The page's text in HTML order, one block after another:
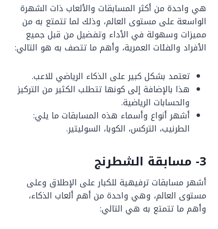
هي واحدة من أكثر المسابقات والألعاب ذات الشهرة
الواسعة على مستوى العالم، وذلك لما تتمتع به من
مميزات وسهولة في الأداء وتفضيل من قبل جميع
الأفراد والفئات العمرية، وأهم ما تتصف به هو التالي:
تعتمد بشكل كبير على الذكاء الرياضي للاعب.
هذا بالإضافة إلى كونها تتطلب الكثير من التركيز
والحسابات الرياضية.
أشهر أنواع وأسماء هذه المسابقات ما يلي:
الطرنيب، التركس، الكوبا، السوليتير.
3- مسابقة الشطرنج
أشهر مسابقات ترفيهية للكبار على الإطلاق وعلى
مستوى العالم، وهي واحدة من أهم ألعاب الذكاء،
وأهم ما تتمتع به هي التالي: